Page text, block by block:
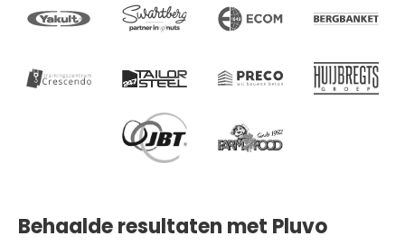
Behaalde resultaten met Pluvo